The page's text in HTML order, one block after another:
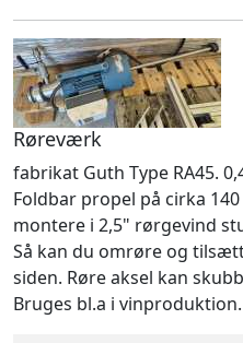
Røreværk
fabrikat Guth Type RA45.
Foldbar propel på cirka
montere i 2,5" rørgevind
Så kan du omrøre og
siden. Røre aksel kan
Bruges bl.a i vinproduktion.